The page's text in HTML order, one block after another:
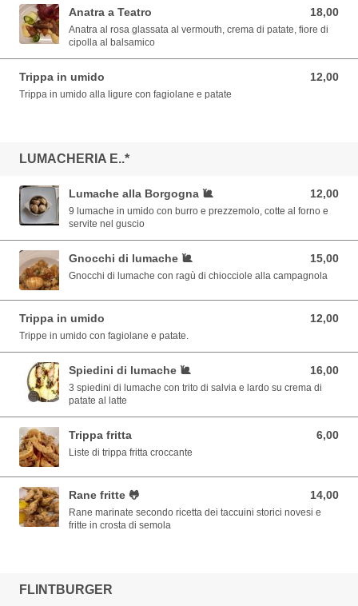
Anatra a Teatro 18,00
18,00 EUR
Anatra al rosa glassata al vermouth, crema di patate, fiore di
cipolla al balsamico
Trippa in umido 12,00
12,00 EUR
Trippa in umido alla ligure con fagiolane e patate
LUMACHERIA E..*
Lumache alla Borgogna 🐌 12,00
12,00 EUR
9 lumache in umido con burro e prezzemolo, cotte al forno e
servite nel guscio
Gnocchi di lumache 🐌 15,00
15,00 EUR
Gnocchi di lumache con ragù di chiocciole alla campagnola
Trippa in umido 12,00
12,00 EUR
Trippe in umido con fagiolane e patate.
Spiedini di lumache 🐌 16,00
16,00 EUR
3 spiedini di lumache con trito di salvia e lardo su crema di
patate al latte
Trippa fritta 6,00
6,00 EUR
Liste di trippa fritta croccante
Rane fritte 🐸 14,00
14,00 EUR
Rane marinate secondo ricetta dei taccuini storici novesi e
fritte in crosta di semola
FLINTBURGER